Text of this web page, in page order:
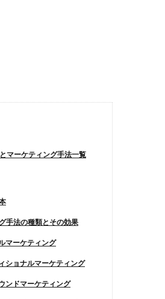
マーケティング手法一覧
手法の種類とその効果
マーケティング
ショナルマーケティング
ンドマーケティング